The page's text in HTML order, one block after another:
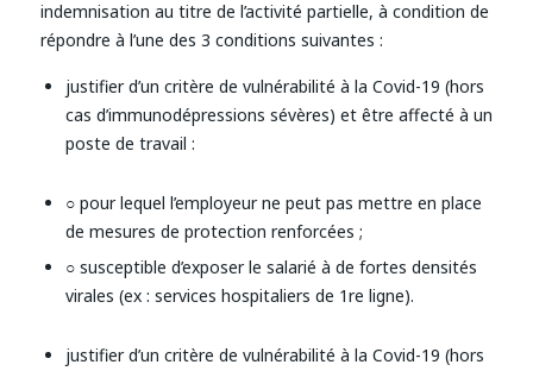
indemnisation au titre de l’activité partielle, à condition de
répondre à l’une des 3 conditions suivantes :
justifier d’un critère de vulnérabilité à la Covid-19 (hors
cas d’immunodépressions sévères) et être affecté à un
poste de travail :
○ pour lequel l’employeur ne peut pas mettre en place
de mesures de protection renforcées ;
○ susceptible d’exposer le salarié à de fortes densités
virales (ex : services hospitaliers de 1re ligne).
justifier d’un critère de vulnérabilité à la Covid-19 (hors